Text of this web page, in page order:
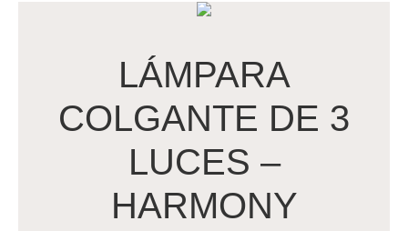
LÁMPARA
COLGANTE DE 3
LUCES –
HARMONY